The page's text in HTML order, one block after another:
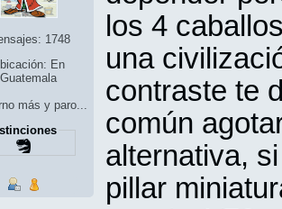
1748
En
Guatemala
más y paro...
los 4
una
contraste te
común
alternativa,
pillar